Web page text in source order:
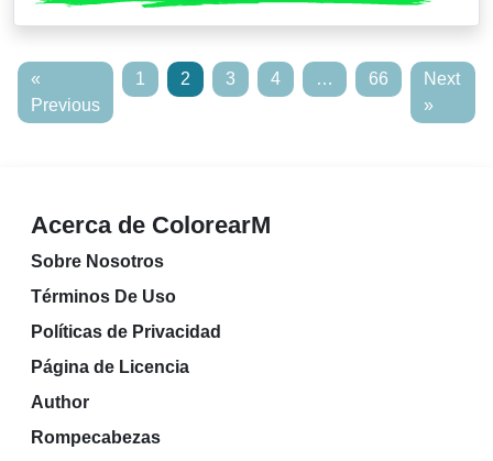
«
Previous
1 2 3 4 … 66
Next
»
Acerca de ColorearM
Sobre Nosotros
Términos De Uso
Políticas de Privacidad
Página de Licencia
Author
Rompecabezas